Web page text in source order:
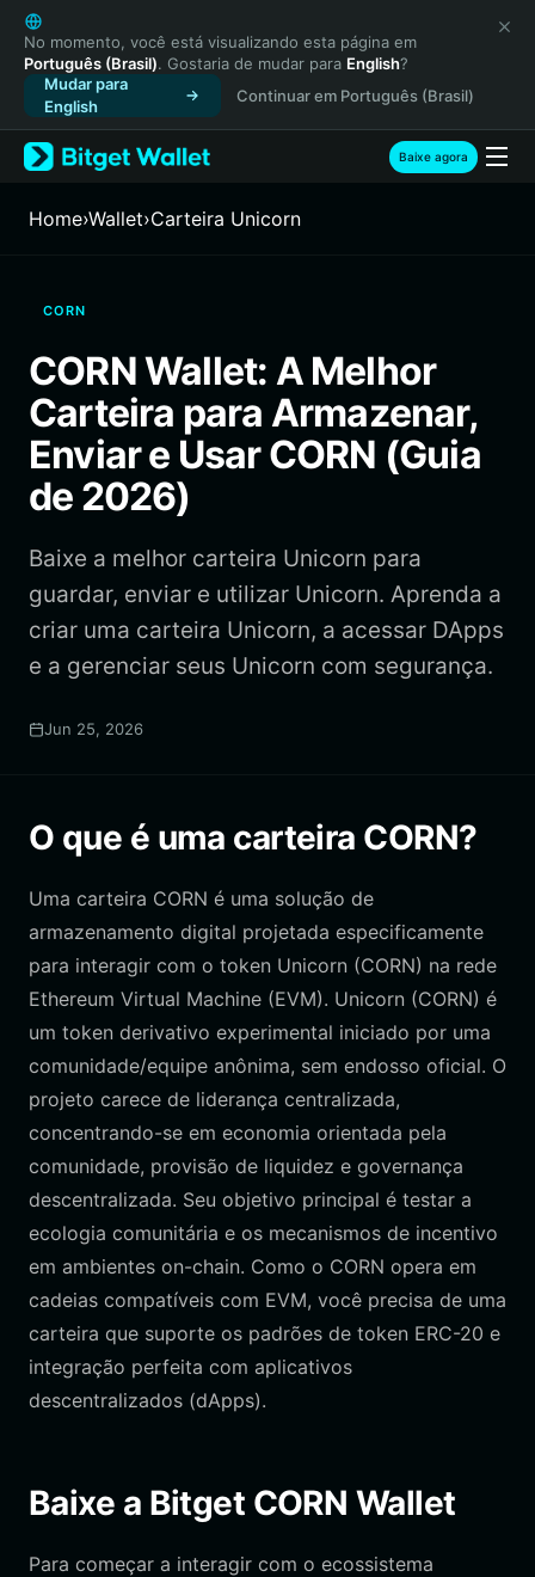
English
日本語
Tiếng Việt
Русский
Español (Latinoamérica)
Türkçe
Français
繁體中文
Bahasa Indonesia
ภาษาไทย
हिन्दी
Español
Português (Brasil)
No momento, você está visualizando esta página em
Português (Brasil). Gostaria de mudar para English?
Mudar para
English
Continuar em Português (Brasil)
Baixe agora
Home›Wallet›Carteira Unicorn
CORN
CORN Wallet: A Melhor
Carteira para Armazenar,
Enviar e Usar CORN (Guia
de 2026)
Baixe a melhor carteira Unicorn para
guardar, enviar e utilizar Unicorn. Aprenda a
criar uma carteira Unicorn, a acessar DApps
e a gerenciar seus Unicorn com segurança.
Jun 25, 2026
O que é uma carteira CORN?
Uma carteira CORN é uma solução de
armazenamento digital projetada especificamente
para interagir com o token Unicorn (CORN) na rede
Ethereum Virtual Machine (EVM). Unicorn (CORN) é
um token derivativo experimental iniciado por uma
comunidade/equipe anônima, sem endosso oficial. O
projeto carece de liderança centralizada,
concentrando-se em economia orientada pela
comunidade, provisão de liquidez e governança
descentralizada. Seu objetivo principal é testar a
ecologia comunitária e os mecanismos de incentivo
em ambientes on-chain. Como o CORN opera em
cadeias compatíveis com EVM, você precisa de uma
carteira que suporte os padrões de token ERC-20 e
integração perfeita com aplicativos
descentralizados (dApps).
Baixe a Bitget CORN Wallet
Para começar a interagir com o ecossistema